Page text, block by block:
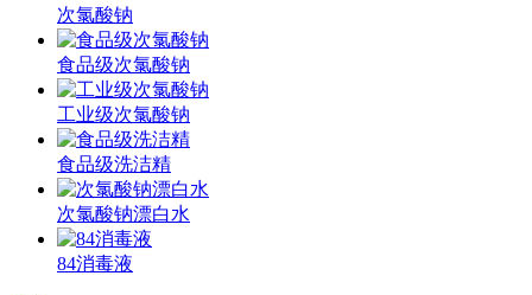
次氯酸钠
食品级次氯酸钠
工业级次氯酸钠
食品级洗洁精
次氯酸钠漂白水
84消毒液